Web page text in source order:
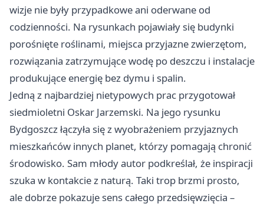
wizje nie były przypadkowe ani oderwane od
codzienności. Na rysunkach pojawiały się budynki
porośnięte roślinami, miejsca przyjazne zwierzętom,
rozwiązania zatrzymujące wodę po deszczu i instalacje
produkujące energię bez dymu i spalin.
Jedną z najbardziej nietypowych prac przygotował
siedmioletni Oskar Jarzemski. Na jego rysunku
Bydgoszcz łączyła się z wyobrażeniem przyjaznych
mieszkańców innych planet, którzy pomagają chronić
środowisko. Sam młody autor podkreślał, że inspiracji
szuka w kontakcie z naturą. Taki trop brzmi prosto,
ale dobrze pokazuje sens całego przedsięwzięcia –